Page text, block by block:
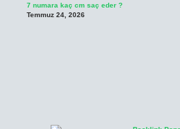
7 numara kaç cm saç eder ?
Temmuz 24, 2026